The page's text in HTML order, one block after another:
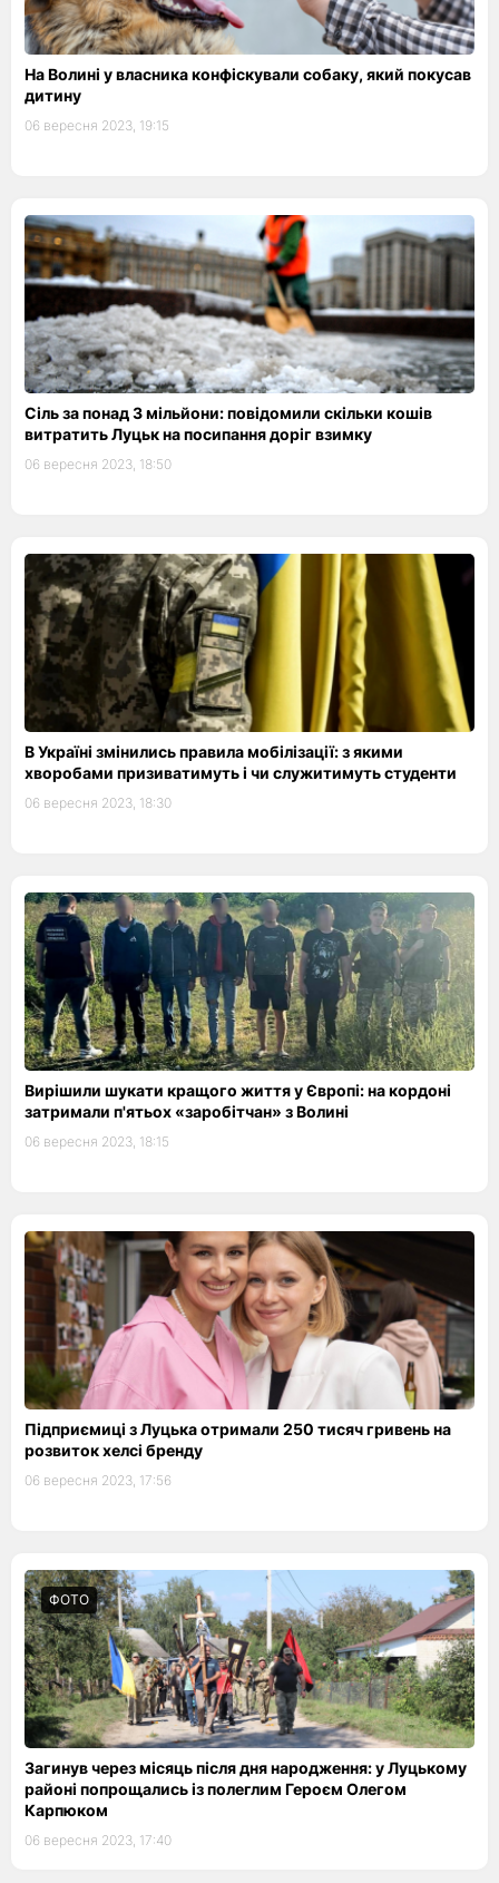
На Волині у власника конфіскували собаку, який покусав
дитину
06 вересня 2023, 19:15
Сіль за понад 3 мільйони: повідомили скільки кошів
витратить Луцьк на посипання доріг взимку
06 вересня 2023, 18:50
В Україні змінились правила мобілізації: з якими
хворобами призиватимуть і чи служитимуть студенти
06 вересня 2023, 18:30
Вирішили шукати кращого життя у Європі: на кордоні
затримали п'ятьох «заробітчан» з Волині
06 вересня 2023, 18:15
Підприємиці з Луцька отримали 250 тисяч гривень на
розвиток хелсі бренду
06 вересня 2023, 17:56
ФОТО
Загинув через місяць після дня народження: у Луцькому
районі попрощались із полеглим Героєм Олегом
Карпюком
06 вересня 2023, 17:40